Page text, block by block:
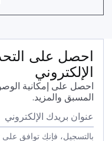
احصل على
الإلكتروني
احصل على إمكانية
المسبق والمزيد.
بالتسجيل، فإنك توافق على